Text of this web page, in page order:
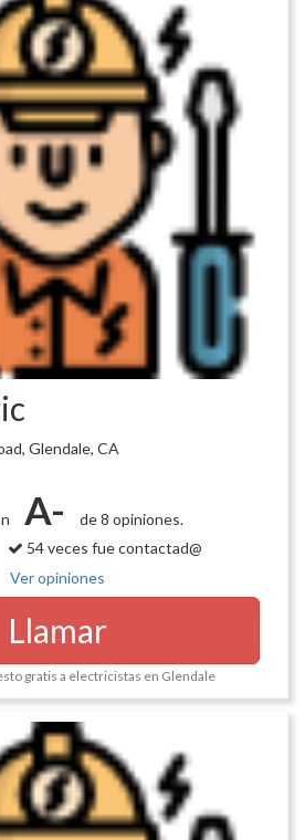
Glendale, CA
A-
de 8 opiniones.
54 veces fue contactad@
Ver opiniones
Llamar
gratis a electricistas en Glendale